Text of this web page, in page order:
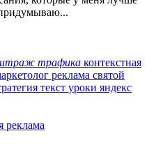
трафика контекстная
реклама святой
текст уроки яндекс
реклама